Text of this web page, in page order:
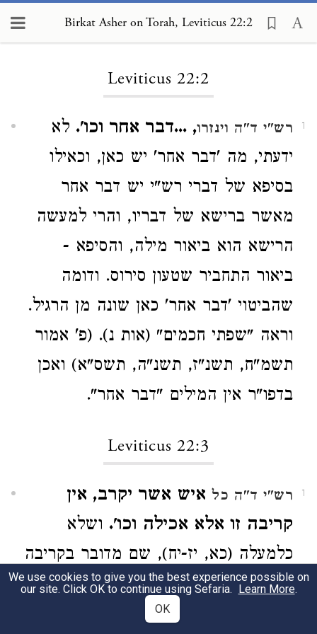
Birkat Asher on Torah, Leviticus 22:2
Leviticus 22:2
1 רש"י ד"ה וינזרו, ...דבר אחר וכו'. לא
ידעתי, מה 'דבר אחר' יש כאן, וכאילו
בסיפא של דברי רש"י יש דבר אחר
מאשר ברישא של דבריו, והרי למעשה
הרישא הוא ביאור מילה, והסיפא -
ביאור התחביר שטעון סירוס. ודומה
שהביטוי 'דבר אחר' כאן שונה מן הרגיל.
וראה "שפתי חכמים" (אות נ). (פ' אמור
תשמ"ח, תשנ"ז, תשנ"ה, תשס"א) ואכן
בדפו"ר אין המילים "דבר אחר".
Leviticus 22:3
1 רש"י ד"ה כל איש אשר יקרב, אין
קריבה זו אלא אכילה וכו'. ושלא
כלמעלה (כא, יז-יח), שם מדובר בקריבה
כדי להקריב קרבנות. (פ' אמור תשמ"ח)
We use cookies to give you the best experience possible on
our site. Click OK to continue using Sefaria. Learn More.
OK